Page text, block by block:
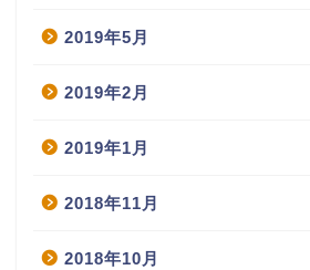
2019年5月
2019年2月
2019年1月
2018年11月
2018年10月